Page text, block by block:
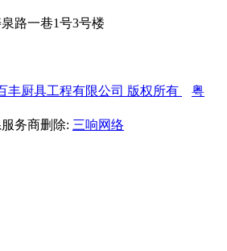
路一巷1号3号楼
丰厨具工程有限公司 版权所有
粤
务商删除: 三响网络